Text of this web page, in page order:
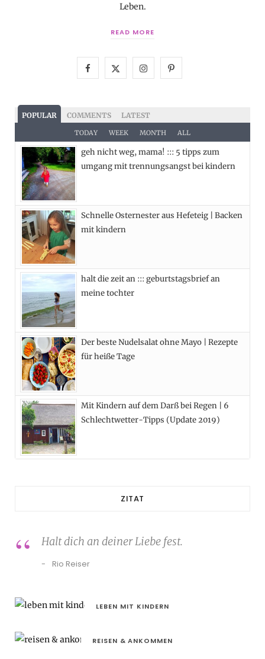
Leben.
READ MORE
c
e
b
k
T
w
i
e
I
s
t
a
a
P
e
s
POPULAR COMMENTS LATEST
TODAY WEEK MONTH ALL
geh nicht weg, mama! ::: 5 tipps zum
umgang mit trennungsangst bei kindern
Schnelle Osternester aus Hefeteig | Backen
mit kindern
halt die zeit an ::: geburtstagsbrief an
meine tochter
Der beste Nudelsalat ohne Mayo | Rezepte
für heiße Tage
Mit Kindern auf dem Darß bei Regen | 6
Schlechtwetter-Tipps (Update 2019)
ZITAT
Halt dich an deiner Liebe fest.
Rio Reiser
LEBEN MIT KINDERN
REISEN & ANKOMMEN